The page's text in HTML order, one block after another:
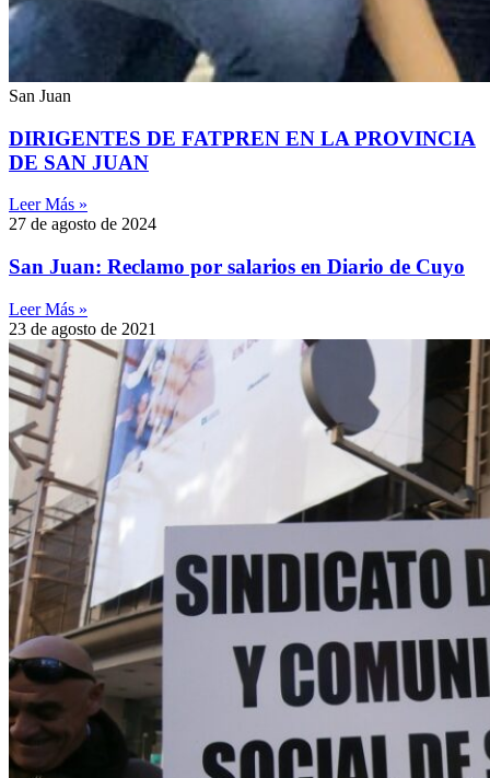
San Juan
DIRIGENTES DE FATPREN EN LA PROVINCIA
DE SAN JUAN
Leer Más »
27 de agosto de 2024
San Juan: Reclamo por salarios en Diario de Cuyo
Leer Más »
23 de agosto de 2021